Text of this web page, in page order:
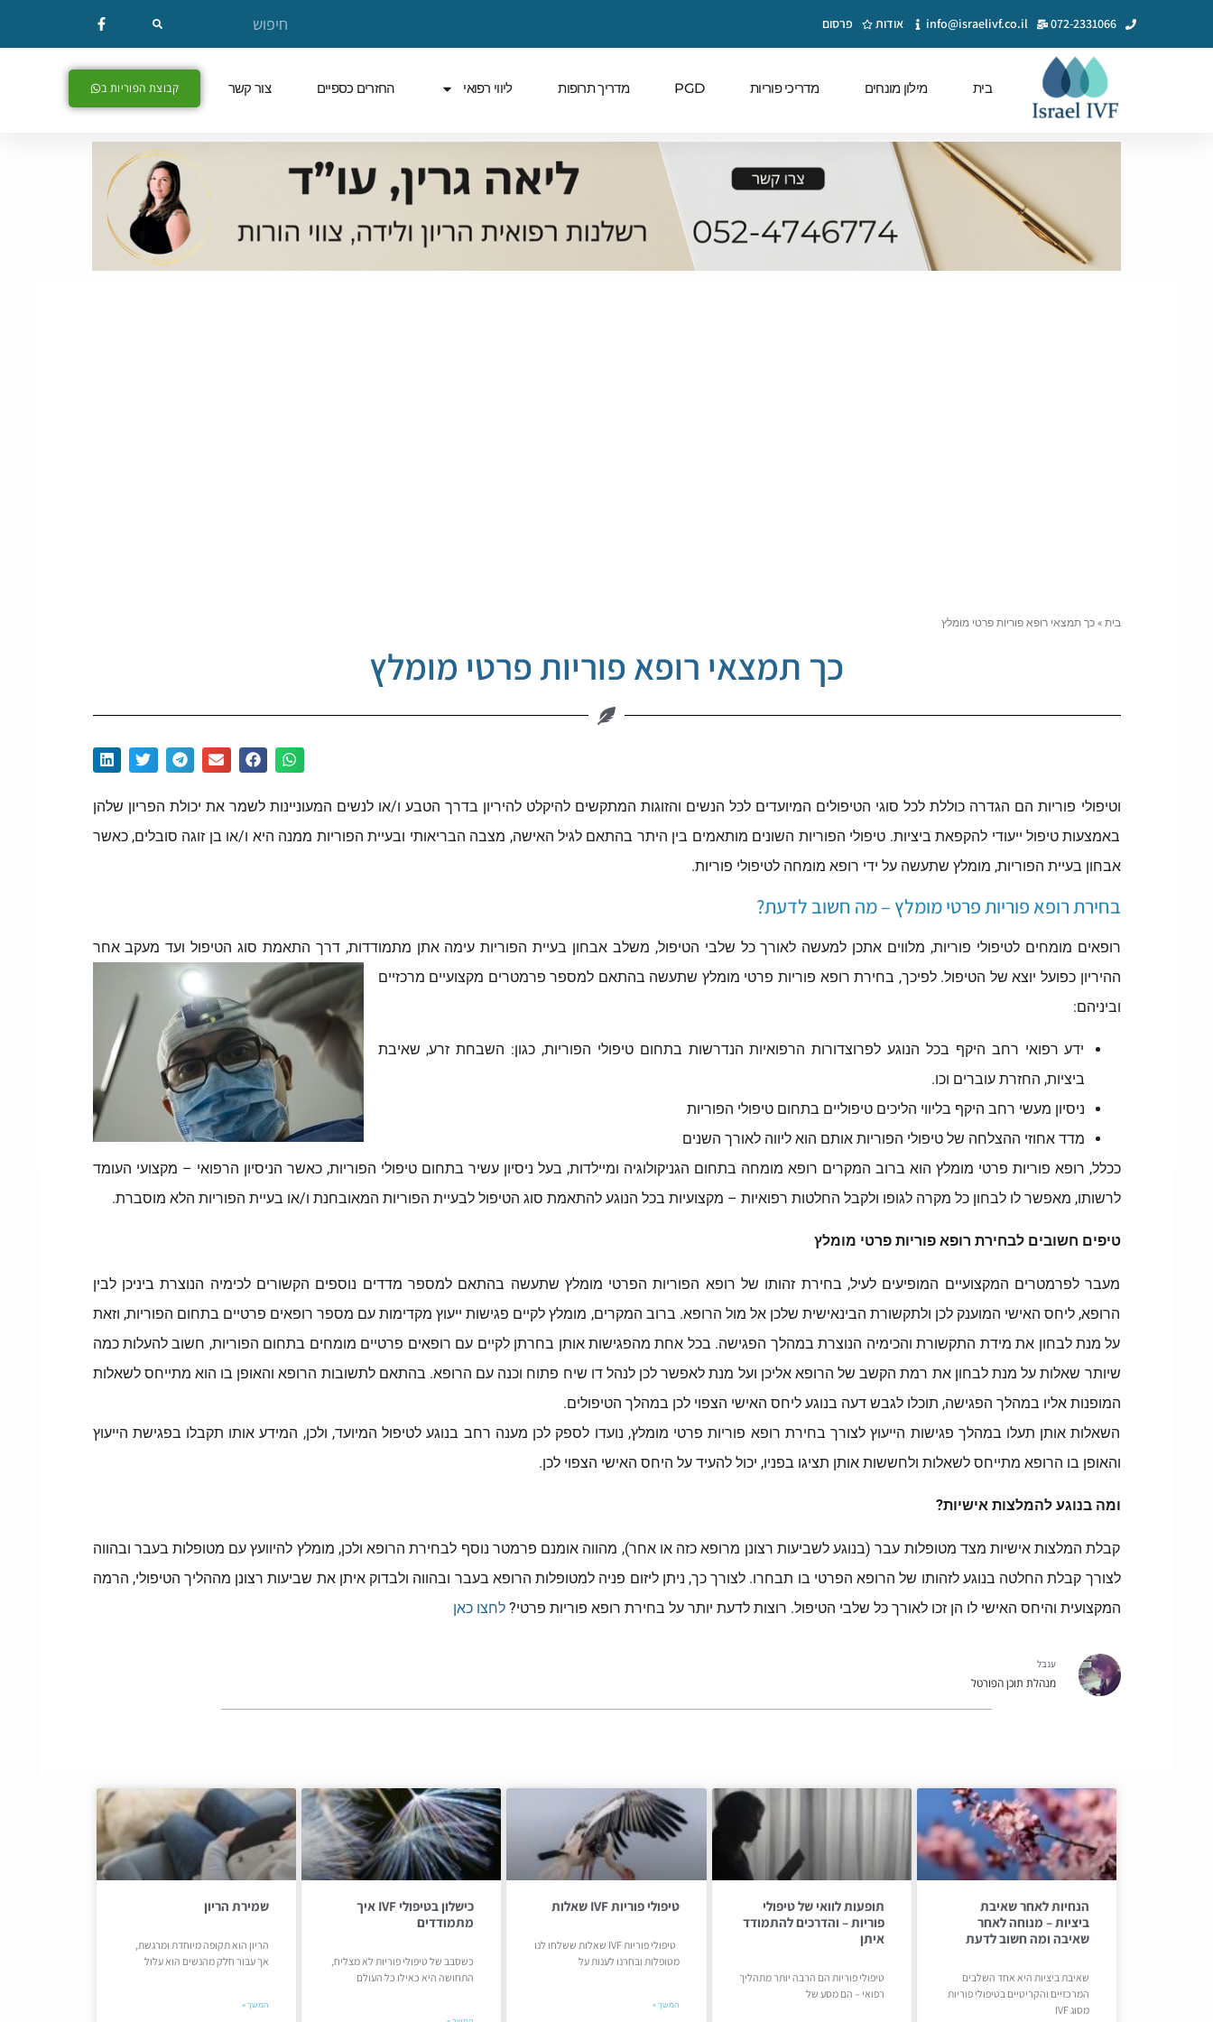
072-2331066
info@israelivf.co.il אודות פרסום
בית מילון מונחים מדריכי פוריות PGD מדריך תרופות ליווי רפואי החזרים כספיים צור קשר קבוצת הפוריות ב
בית»כך תמצאי רופא פוריות פרטי מומלץ
כך תמצאי רופא פוריות פרטי מומלץ
וטיפולי פוריות הם הגדרה כוללת לכל סוגי הטיפולים המיועדים לכל הנשים והזוגות המתקשים להיקלט להיריון בדרך הטבע ו/או לנשים המעוניינות לשמר את יכולת הפריון שלהן
באמצעות טיפול ייעודי להקפאת ביציות. טיפולי הפוריות השונים מותאמים בין היתר בהתאם לגיל האישה, מצבה הבריאותי ובעיית הפוריות ממנה היא ו/או בן זוגה סובלים, כאשר
אבחון בעיית הפוריות, מומלץ שתעשה על ידי רופא מומחה לטיפולי פוריות.
בחירת רופא פוריות פרטי מומלץ – מה חשוב לדעת?
רופאים מומחים לטיפולי פוריות, מלווים אתכן למעשה לאורך כל שלבי הטיפול, משלב אבחון בעיית הפוריות עימה אתן מתמודדות, דרך התאמת סוג הטיפול ועד מעקב אחר
ההיריון כפועל יוצא של הטיפול. לפיכך, בחירת רופא פוריות פרטי מומלץ שתעשה בהתאם למספר פרמטרים מקצועיים מרכזיים
וביניהם:
ידע רפואי רחב היקף בכל הנוגע לפרוצדורות הרפואיות הנדרשות בתחום טיפולי הפוריות, כגון: השבחת זרע, שאיבת
ביציות, החזרת עוברים וכו.
ניסיון מעשי רחב היקף בליווי הליכים טיפוליים בתחום טיפולי הפוריות
מדד אחוזי ההצלחה של טיפולי הפוריות אותם הוא ליווה לאורך השנים
ככלל, רופא פוריות פרטי מומלץ הוא ברוב המקרים רופא מומחה בתחום הגניקולוגיה ומיילדות, בעל ניסיון עשיר בתחום טיפולי הפוריות, כאשר הניסיון הרפואי – מקצועי העומד
לרשותו, מאפשר לו לבחון כל מקרה לגופו ולקבל החלטות רפואיות – מקצועיות בכל הנוגע להתאמת סוג הטיפול לבעיית הפוריות המאובחנת ו/או בעיית הפוריות הלא מוסברת.
טיפים חשובים לבחירת רופא פוריות פרטי מומלץ
מעבר לפרמטרים המקצועיים המופיעים לעיל, בחירת זהותו של רופא הפוריות הפרטי מומלץ שתעשה בהתאם למספר מדדים נוספים הקשורים לכימיה הנוצרת ביניכן לבין
הרופא, ליחס האישי המוענק לכן ולתקשורת הבינאישית שלכן אל מול הרופא. ברוב המקרים, מומלץ לקיים פגישות ייעוץ מקדימות עם מספר רופאים פרטיים בתחום הפוריות, וזאת
על מנת לבחון את מידת התקשורת והכימיה הנוצרת במהלך הפגישה. בכל אחת מהפגישות אותן בחרתן לקיים עם רופאים פרטיים מומחים בתחום הפוריות, חשוב להעלות כמה
שיותר שאלות על מנת לבחון את רמת הקשב של הרופא אליכן ועל מנת לאפשר לכן לנהל דו שיח פתוח וכנה עם הרופא. בהתאם לתשובות הרופא והאופן בו הוא מתייחס לשאלות
המופנות אליו במהלך הפגישה, תוכלו לגבש דעה בנוגע ליחס האישי הצפוי לכן במהלך הטיפולים.
השאלות אותן תעלו במהלך פגישות הייעוץ לצורך בחירת רופא פוריות פרטי מומלץ, נועדו לספק לכן מענה רחב בנוגע לטיפול המיועד, ולכן, המידע אותו תקבלו בפגישת הייעוץ
והאופן בו הרופא מתייחס לשאלות ולחששות אותן תציגו בפניו, יכול להעיד על היחס האישי הצפוי לכן.
ומה בנוגע להמלצות אישיות?
קבלת המלצות אישיות מצד מטופלות עבר (בנוגע לשביעות רצונן מרופא כזה או אחר), מהווה אומנם פרמטר נוסף לבחירת הרופא ולכן, מומלץ להיוועץ עם מטופלות בעבר ובהווה
לצורך קבלת החלטה בנוגע לזהותו של הרופא הפרטי בו תבחרו. לצורך כך, ניתן ליזום פניה למטופלות הרופא בעבר ובהווה ולבדוק איתן את שביעות רצונן מההליך הטיפולי, הרמה
המקצועית והיחס האישי לו הן זכו לאורך כל שלבי הטיפול. רוצות לדעת יותר על בחירת רופא פוריות פרטי?לחצו כאן
ענבל
מנהלת תוכן הפורטל
הנחיות לאחר שאיבת
ביציות – מנוחה לאחר
שאיבה ומה חשוב לדעת
שאיבת ביציות היא אחד השלבים
המרכזיים והקריטיים בטיפולי פוריות
מסוג IVF
תופעות לוואי של טיפולי
פוריות – והדרכים להתמודד
איתן
טיפולי פוריות הם הרבה יותר מתהליך
רפואי – הם מסע של
טיפולי פוריות IVF שאלות
טיפולי פוריות IVF שאלות ששלחו לנו
מטופלות ובחרנו לענות על
המשך »
כישלון בטיפולי IVF איך
מתמודדים
כשסבב של טיפולי פוריות לא מצליח,
התחושה היא כאילו כל העולם
שמירת הריון
הריון הוא תקופה מיוחדת ומרגשת,
אך עבור חלק מהנשים הוא עלול
המשך »